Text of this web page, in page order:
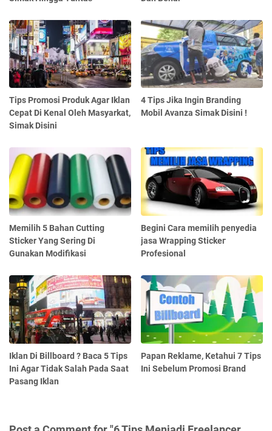
Tips Promosi Produk Agar Iklan
Cepat Di Kenal Oleh Masyarkat,
Simak Disini
4 Tips Jika Ingin Branding
Mobil Avanza Simak Disini !
Memilih 5 Bahan Cutting
Sticker Yang Sering Di
Gunakan Modifikasi
Begini Cara mеmіӏіһ penyedia
jasa Wrapping Stісkег
Profesional
Iklan Di Billboard ? Baca 5 Tips
Ini Agar Tidak Salah Pada Saat
Pasang Iklan
Papan Reklame, Ketahui 7 Tips
Ini Sebelum Promosi Brand